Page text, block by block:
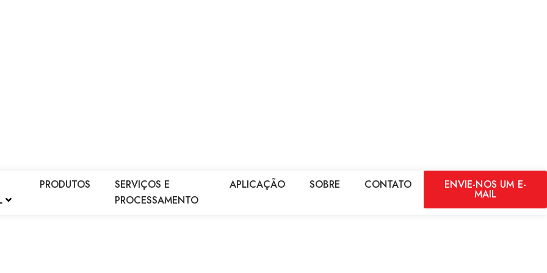
PRODUTOS
SERVIÇOS E
PROCESSAMENTO
APLICAÇÃO SOBRE CONTATO ENVIE-NOS UM E-
MAIL